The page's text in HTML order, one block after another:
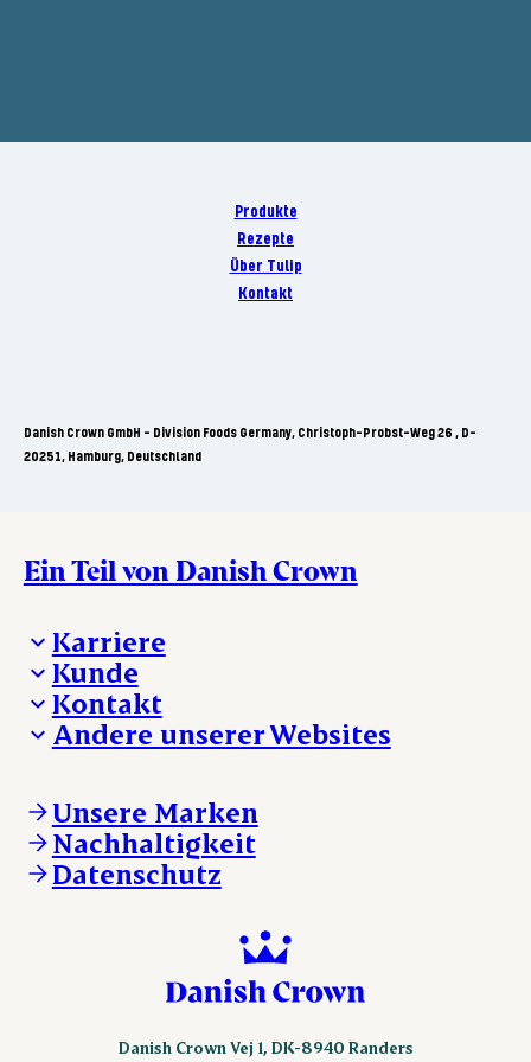
Produkte
Rezepte
Über Tulip
Kontakt
Danish Crown GmbH - Division Foods Germany, Christoph-Probst-Weg 26 , D-
20251, Hamburg, Deutschland
Ein Teil von Danish Crown
Karriere
Deine Karriere bei Danish Crown
Aktuelle Jobangebote
Danish Crown
Kunde
Was wir anbieten
Lebensmittelsicherheit
Kontakt
Aktuelles und Presse
Sonstige Anfragen
Andere unserer Websites
DAT-Schaub.com
ESS-FOOD.com
KLS.se
nordicspoor.com
Unsere Marken
Nachhaltigkeit
Datenschutz
Danish Crown Vej 1, DK-8940 Randers